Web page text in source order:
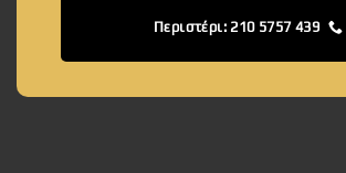
Περιστέρι: 210 5757 439